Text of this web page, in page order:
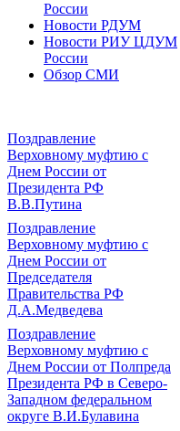
России
Новости РДУМ
Новости РИУ ЦДУМ
России
Обзор СМИ
Поздравление
Верховному муфтию с
Днем России от
Президента РФ
В.В.Путина
Поздравление
Верховному муфтию с
Днем России от
Председателя
Правительства РФ
Д.А.Медведева
Поздравление
Верховному муфтию с
Днем России от Полпреда
Президента РФ в Северо-
Западном федеральном
округе В.И.Булавина